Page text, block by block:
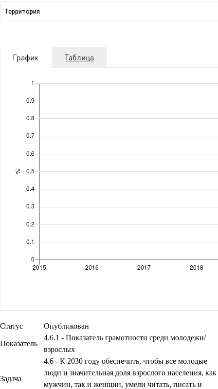
Статус Опубликован
Показатель
4.6.1 - Показатель грамотности среди молодежи/
взрослых
Задача
4.6 - К 2030 году обеспечить, чтобы все молодые
люди и значительная доля взрослого населения, как
мужчин, так и женщин, умели читать, писать и